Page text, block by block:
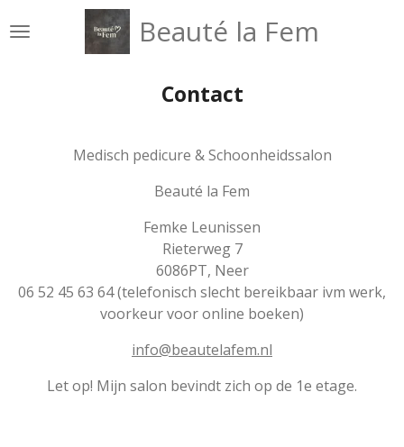
direct
Beauté la Fem
Contact
Medisch pedicure & Schoonheidssalon
Beauté la Fem
Femke Leunissen
Rieterweg 7
6086PT, Neer
06 52 45 63 64 (telefonisch slecht bereikbaar ivm werk,
voorkeur voor online boeken)
info@beautelafem.nl
Let op! Mijn salon bevindt zich op de 1e etage.